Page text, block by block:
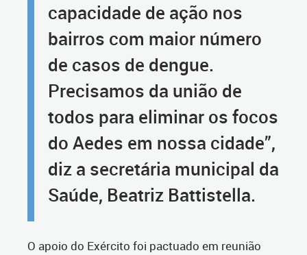
capacidade de ação nos
bairros com maior número
de casos de dengue.
Precisamos da união de
todos para eliminar os focos
do Aedes em nossa cidade”,
diz a secretária municipal da
Saúde, Beatriz Battistella.
O apoio do Exército foi pactuado em reunião